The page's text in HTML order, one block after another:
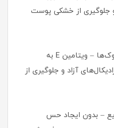
جلوگیری از خشکی پوست
✅ حفظ جوانی و کاهش چروک‌ها – ویتامین E به
آزاد و جلوگیری از
– بدون ایجاد حس